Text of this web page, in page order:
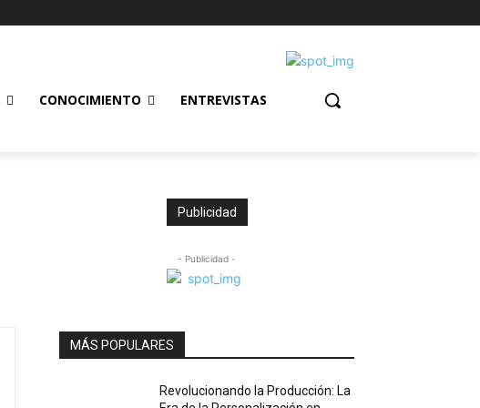
CONOCIMIENTO ENTREVISTAS
Publicidad
- Publicidad -
MÁS POPULARES
Revolucionando la Producción: La